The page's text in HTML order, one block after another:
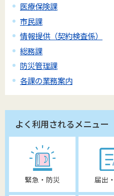
医療保険課
市民課
情報提供（契約検査係）
総務課
防災管理課
各課の業務案内
よく利用されるメニュー
緊急・防災 届出